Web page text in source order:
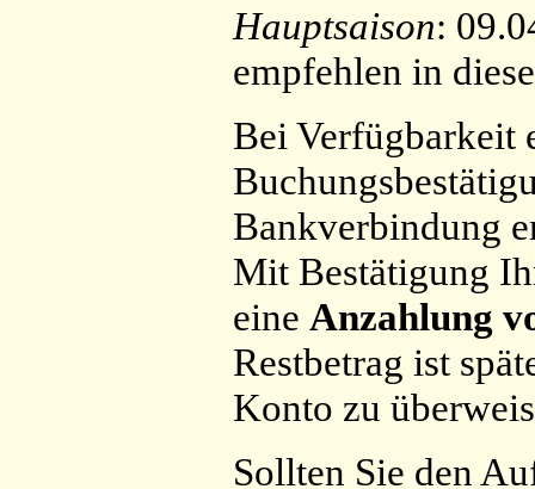
Hauptsaison:
empfehlen in
Bei Verfügbarkeit
Bankverbindung
Mit Bestätigung
eine Anzahlung
Restbetrag ist
Konto zu
Sollten Sie den